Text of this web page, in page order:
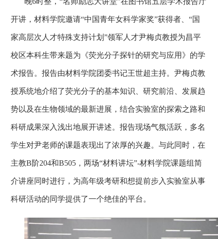
开讲，材料学院邀请“中国青年女科学家奖”获得者、“国
家高层次人才特殊支持计划”领军人才尹梅贞教授为昌平
校区本科生带来题为《荧光分子探针的研究与应用》的学
术报告。报告由材料学院团委书记王世超主持。尹梅贞教
授系统地介绍了荧光分子的基本知识、研究前沿、发展趋
势以及在生物领域的最新进展，结合实验室的探索之路和
科研成果深入浅出地展开讲述。报告现场气氛活跃，多名
学生对尹老师的课题表现出了浓厚的兴趣。与此同时，在
主教B阶204和B505，两场“材料讲坛”-材料学院课题组简
介讲座同时进行，为高年级考研和想提前步入实验室从事
科研活动的同学提供了一个绝佳的平台。